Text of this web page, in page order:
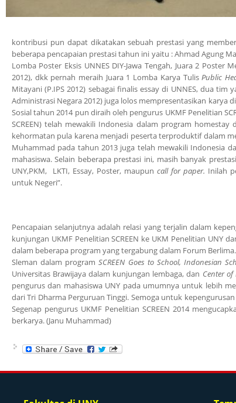
kontribusi pun dapat dikatakan sebuah prestasi yang
beberapa pencapaian prestasi tahun ini yaitu : Ahmad Agung
Lomba Poster Eksis UNNES DIY-Jawa Tengah, Juara 2
2012), dkk pernah meraih Juara 1 Lomba Karya TulisPublic
Mitayani (P.IPS 2012) sebagai finalis essay di UNNES, dua
Administrasi Negara 2012) juga lolos mempresentasikan karya
Sosial tahun 2014 pun diraih oleh pengurus UKMF Penelitian
SCREEN) telah mewakili Indonesia dalam program
kehormatan pula karena menjadi peserta terproduktif dalam
Muhammad pada tahun 2013 juga telah mewakili Indonesia
mahasiswa. Selain beberapa prestasi ini, masih banyak
UNY,PKM, LKTI, Essay, Poster, maupun call for paper. Inilah
untuk Negeri”.
Pencapaian selanjutnya adalah relasi yang terjalin dalam
kunjungan UKMF Penelitian SCREEN ke UKM Penelitian UNY
dalam beberapa program yang tergabung dalam Forum
Sleman dalam programSCREEN Goes to School, Indonesian
Universitas Brawijaya dalam kunjungan lembaga, dan Center of
pengurus dan mahasiswa UNY pada umumnya untuk lebih
dari Tri Dharma Perguruan Tinggi. Semoga untuk
Segenap pengurus UKMF Penelitian SCREEN 2014
berkarya. (Janu Muhammad)